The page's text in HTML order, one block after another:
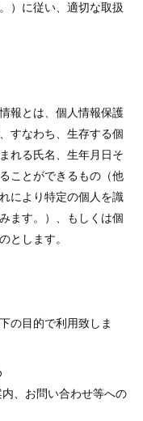
）に従い、適切な取扱
報とは、個人情報保護
すなわち、生存する個
れる氏名、生年月日そ
ことができるもの（他
により特定の個人を識
ます。）、もしくは個
とします。
の目的で利用致しま
、お問い合わせ等への